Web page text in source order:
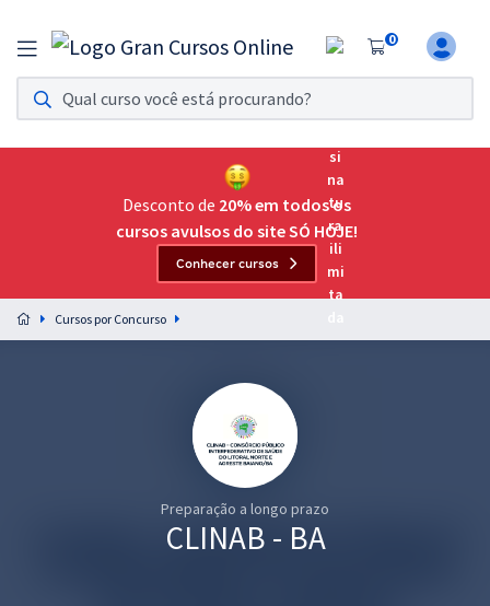
0
Assinatura Ilimitada 11
Acesso a todos os cursos. Teste grátis por 7 dias!
Assinatura OAB Até Passar
Acesso ilimitado a toda preparação para o Exame da
Preparação completa e intensiva para as principais
residências em saúde do Brasil
Desconto de 20% em todos os
cursos avulsos do site SÓ HOJE!
Conhecer cursos
Cursos por Concurso
Preparação a longo prazo
CLINAB - BA